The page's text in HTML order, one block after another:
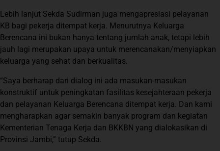
Lebih lanjut Sekda Sudirman juga mengapresiasi pelayanan
KB bagi pekerja ditempat kerja. Menurutnya Keluarga
Berencana ini bukan hanya tentang jumlah anak, tetapi lebih
jauh lagi merupakan upaya untuk merencanakan/menyiapkan
keluarga yang sehat dan berkualitas.
“Saya berharap dari dialog ini ada masukan-masukan
konstruktif untuk peningkatan fasilitas kesejahteraan pekerja
dan pelayanan Keluarga Berencana ditempat kerja. Dan kami
mengharapkan agar semakin banyak program dan kegiatan
Kementerian Tenaga Kerja dan BKKBN yang dialokasikan di
Provinsi Jambi,” tutup Sekda.